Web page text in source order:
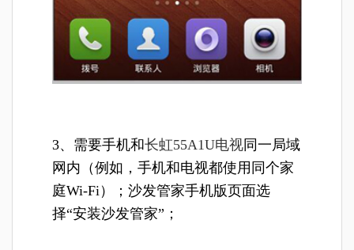
3、需要手机和长虹55A1U电视同一局域
网内（例如，手机和电视都使用同个家
庭Wi-Fi）；沙发管家手机版页面选
择“安装沙发管家”；